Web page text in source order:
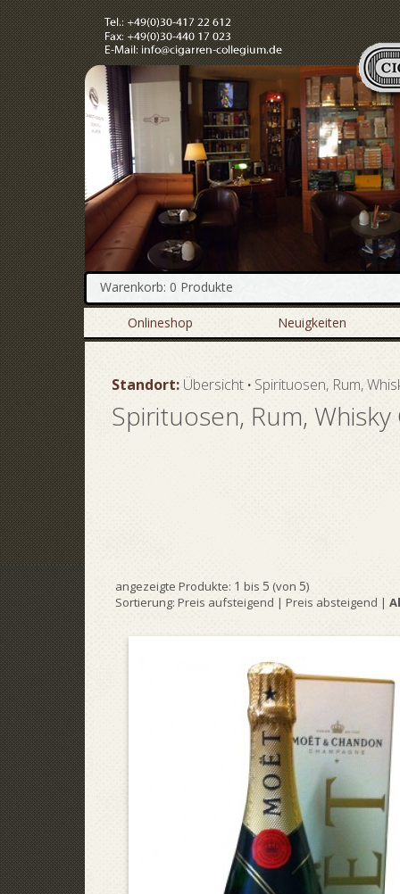
Warenkorb: 0 Produkte
Onlineshop Neuigkeiten
Standort: Übersicht· Spirituosen, Rum,
Spirituosen, Rum,
angezeigte Produkte: 1 bis 5 (von 5)
Sortierung: Preis aufsteigend | Preis absteigend |